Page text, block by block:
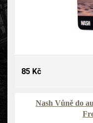
85 Kč
Nash Vůně do